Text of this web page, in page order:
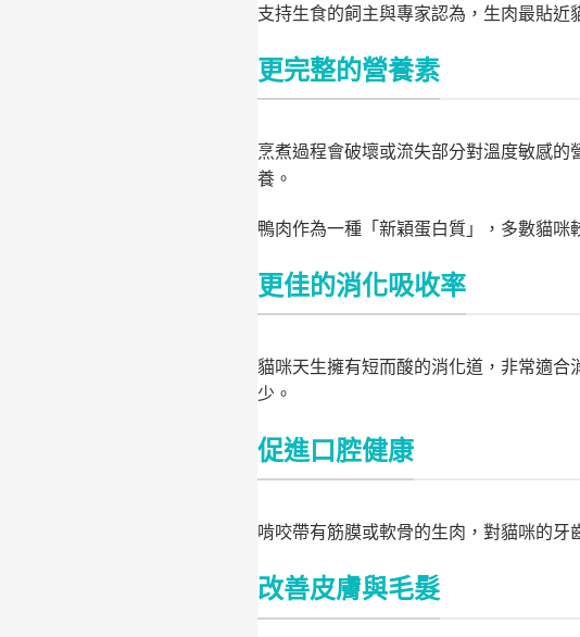
支持生食的飼主與專家認為，生肉最貼近
更完整的營養素
烹煮過程會破壞或流失部分對溫度敏感
養。
鴨肉作為一種「新穎蛋白質」，多數貓咪
更佳的消化吸收率
貓咪天生擁有短而酸的消化道，非常適
少。
促進口腔健康
啃咬帶有筋膜或軟骨的生肉，對貓咪的牙
改善皮膚與毛髮